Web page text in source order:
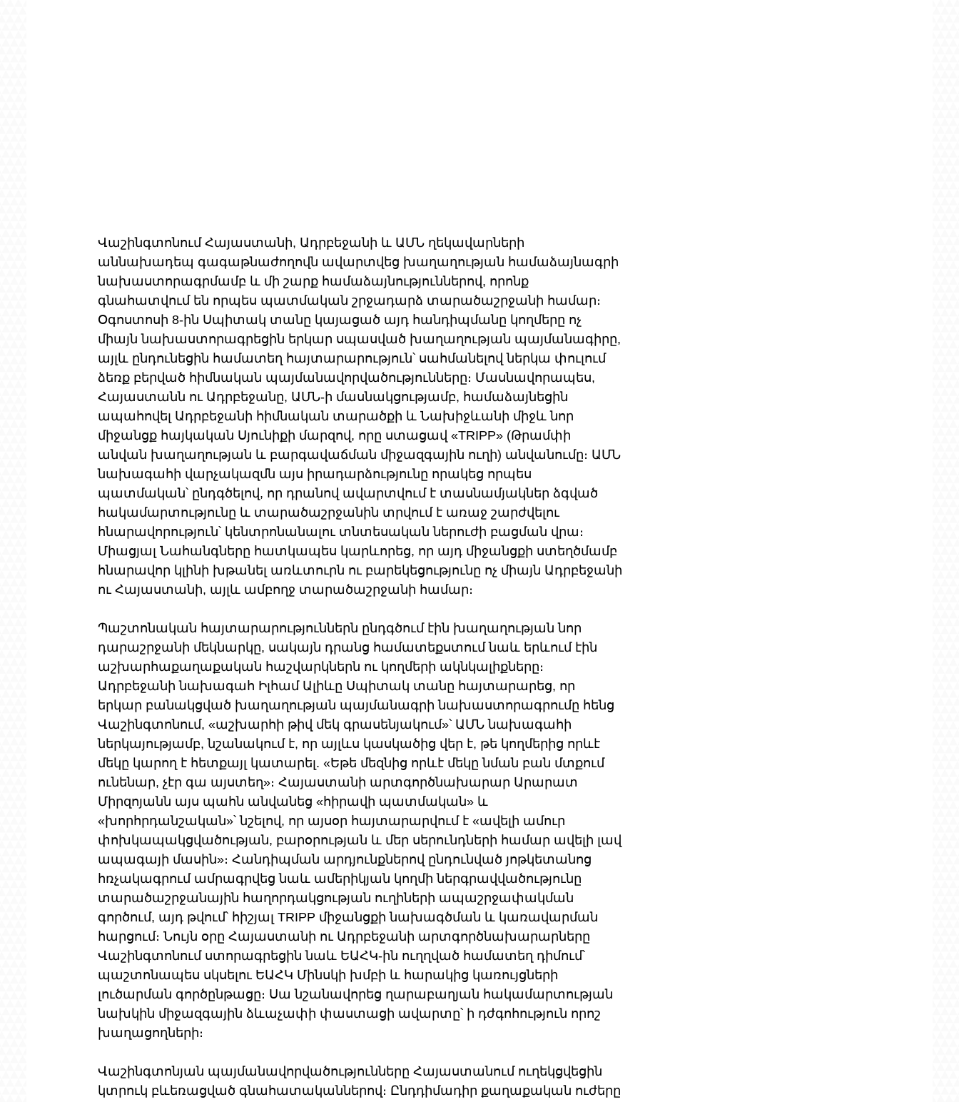
Վաշինգտոնում Հայաստանի, Ադրբեջանի և ԱՄՆ ղեկավարների
աննախադեպ գագաթնաժողովն ավարտվեց խաղաղության համաձայնագրի
նախաստորագրմամբ և մի շարք համաձայնություններով, որոնք
գնահատվում են որպես պատմական շրջադարձ տարածաշրջանի համար։
Օգոստոսի 8-ին Սպիտակ տանը կայացած այդ հանդիպմանը կողմերը ոչ
միայն նախաստորագրեցին երկար սպասված խաղաղության պայմանագիրը,
այլև ընդունեցին համատեղ հայտարարություն՝ սահմանելով ներկա փուլում
ձեռք բերված հիմնական պայմանավորվածությունները։ Մասնավորապես,
Հայաստանն ու Ադրբեջանը, ԱՄՆ-ի մասնակցությամբ, համաձայնեցին
ապահովել Ադրբեջանի հիմնական տարածքի և Նախիջևանի միջև նոր
միջանցք հայկական Սյունիքի մարզով, որը ստացավ «TRIPP» (Թրամփի
անվան խաղաղության և բարգավաճման միջազգային ուղի) անվանումը։ ԱՄՆ
նախագահի վարչակազմն այս իրադարձությունը որակեց որպես
պատմական՝ ընդգծելով, որ դրանով ավարտվում է տասնամյակներ ձգված
հակամարտությունը և տարածաշրջանին տրվում է առաջ շարժվելու
հնարավորություն՝ կենտրոնանալու տնտեսական ներուժի բացման վրա։
Միացյալ Նահանգները հատկապես կարևորեց, որ այդ միջանցքի ստեղծմամբ
հնարավոր կլինի խթանել առևտուրն ու բարեկեցությունը ոչ միայն Ադրբեջանի
ու Հայաստանի, այլև ամբողջ տարածաշրջանի համար։
Պաշտոնական հայտարարություններն ընդգծում էին խաղաղության նոր
դարաշրջանի մեկնարկը, սակայն դրանց համատեքստում նաև երևում էին
աշխարհաքաղաքական հաշվարկներն ու կողմերի ակնկալիքները։
Ադրբեջանի նախագահ Իլհամ Ալիևը Սպիտակ տանը հայտարարեց, որ
երկար բանակցված խաղաղության պայմանագրի նախաստորագրումը հենց
Վաշինգտոնում, «աշխարհի թիվ մեկ գրասենյակում»՝ ԱՄՆ նախագահի
ներկայությամբ, նշանակում է, որ այլևս կասկածից վեր է, թե կողմերից որևէ
մեկը կարող է հետքայլ կատարել. «Եթե մեզնից որևէ մեկը նման բան մտքում
ունենար, չէր գա այստեղ»։ Հայաստանի արտգործնախարար Արարատ
Միրզոյանն այս պահն անվանեց «հիրավի պատմական» և
«խորհրդանշական»՝ նշելով, որ այսօր հայտարարվում է «ավելի ամուր
փոխկապակցվածության, բարօրության և մեր սերունդների համար ավելի լավ
ապագայի մասին»։ Հանդիպման արդյունքներով ընդունված յոթկետանոց
հռչակագրում ամրագրվեց նաև ամերիկյան կողմի ներգրավվածությունը
տարածաշրջանային հաղորդակցության ուղիների ապաշրջափակման
գործում, այդ թվում՝ հիշյալ TRIPP միջանցքի նախագծման և կառավարման
հարցում։ Նույն օրը Հայաստանի ու Ադրբեջանի արտգործնախարարները
Վաշինգտոնում ստորագրեցին նաև ԵԱՀԿ-ին ուղղված համատեղ դիմում՝
պաշտոնապես սկսելու ԵԱՀԿ Մինսկի խմբի և հարակից կառույցների
լուծարման գործընթացը։ Սա նշանավորեց ղարաբաղյան հակամարտության
նախկին միջազգային ձևաչափի փաստացի ավարտը՝ ի դժգոհություն որոշ
խաղացողների։
Վաշինգտոնյան պայմանավորվածությունները Հայաստանում ուղեկցվեցին
կտրուկ բևեռացված գնահատականներով։ Ընդդիմադիր քաղաքական ուժերը